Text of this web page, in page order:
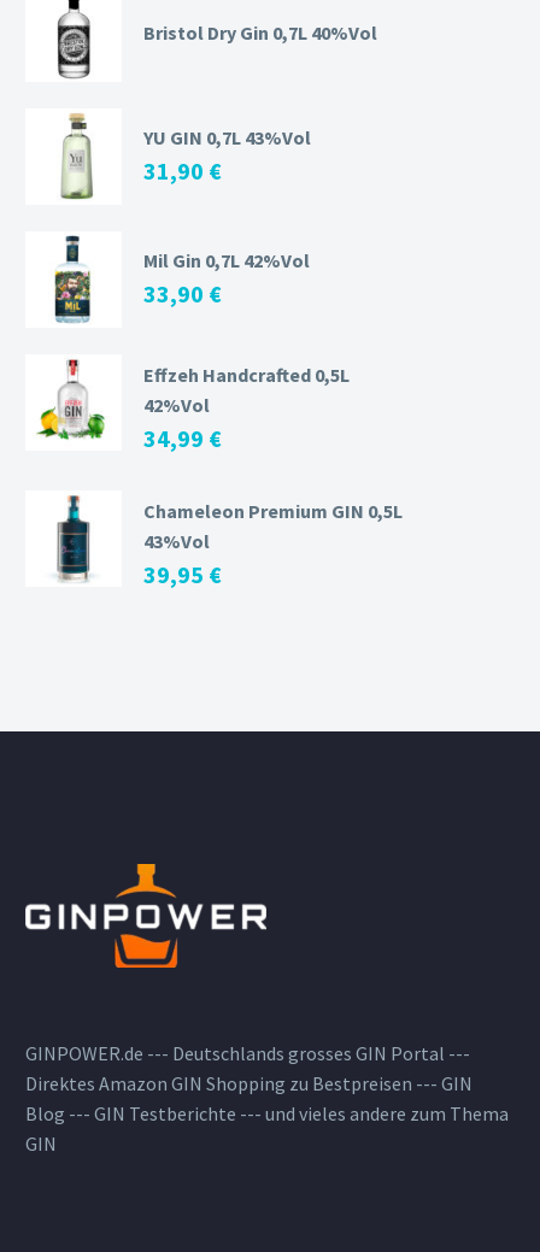
Bristol Dry Gin 0,7L 40%Vol
YU GIN 0,7L 43%Vol
31,90 €
Mil Gin 0,7L 42%Vol
33,90 €
Effzeh Handcrafted 0,5L
42%Vol
34,99 €
Chameleon Premium GIN 0,5L
43%Vol
39,95 €
GINPOWER.de --- Deutschlands grosses GIN Portal ---
Direktes Amazon GIN Shopping zu Bestpreisen --- GIN
Blog --- GIN Testberichte --- und vieles andere zum Thema
GIN